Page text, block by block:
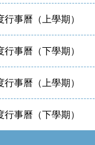
事曆（上學期）
事曆（下學期）
事曆（上學期）
事曆（下學期）